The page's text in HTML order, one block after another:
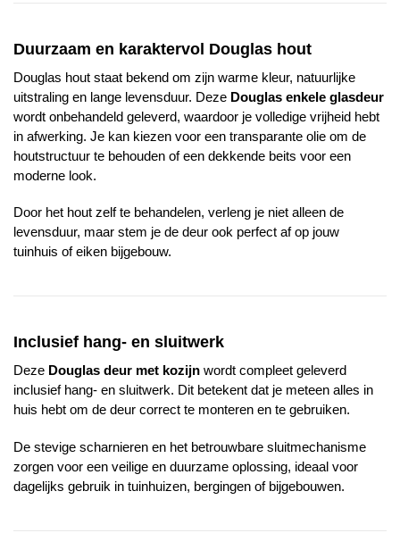
Duurzaam en karaktervol Douglas hout
Douglas hout staat bekend om zijn warme kleur, natuurlijke
uitstraling en lange levensduur. Deze Douglas enkele glasdeur
wordt onbehandeld geleverd, waardoor je volledige vrijheid hebt
in afwerking. Je kan kiezen voor een transparante olie om de
houtstructuur te behouden of een dekkende beits voor een
moderne look.
Door het hout zelf te behandelen, verleng je niet alleen de
levensduur, maar stem je de deur ook perfect af op jouw
tuinhuis of eiken bijgebouw.
Inclusief hang- en sluitwerk
Deze Douglas deur met kozijn wordt compleet geleverd
inclusief hang- en sluitwerk. Dit betekent dat je meteen alles in
huis hebt om de deur correct te monteren en te gebruiken.
De stevige scharnieren en het betrouwbare sluitmechanisme
zorgen voor een veilige en duurzame oplossing, ideaal voor
dagelijks gebruik in tuinhuizen, bergingen of bijgebouwen.